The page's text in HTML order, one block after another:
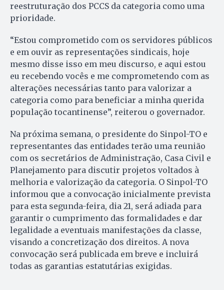
reestruturação dos PCCS da categoria como uma
prioridade.
“Estou comprometido com os servidores públicos
e em ouvir as representações sindicais, hoje
mesmo disse isso em meu discurso, e aqui estou
eu recebendo vocês e me comprometendo com as
alterações necessárias tanto para valorizar a
categoria como para beneficiar a minha querida
população tocantinense”, reiterou o governador.
Na próxima semana, o presidente do Sinpol-TO e
representantes das entidades terão uma reunião
com os secretários de Administração, Casa Civil e
Planejamento para discutir projetos voltados à
melhoria e valorização da categoria. O Sinpol-TO
informou que a convocação inicialmente prevista
para esta segunda-feira, dia 21, será adiada para
garantir o cumprimento das formalidades e dar
legalidade a eventuais manifestações da classe,
visando a concretização dos direitos. A nova
convocação será publicada em breve e incluirá
todas as garantias estatutárias exigidas.